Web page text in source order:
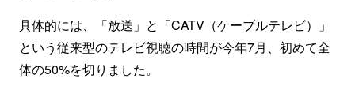
具体的には、「放送」と「CATV（ケーブルテレビ）」
という従来型のテレビ視聴の時間が今年7月、初めて全
体の50%を切りました。